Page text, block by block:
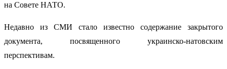
на Совете НАТО.
Недавно из СМИ стало известно содержание закрытого
документа, посвященного украинско-натовским
перспективам.